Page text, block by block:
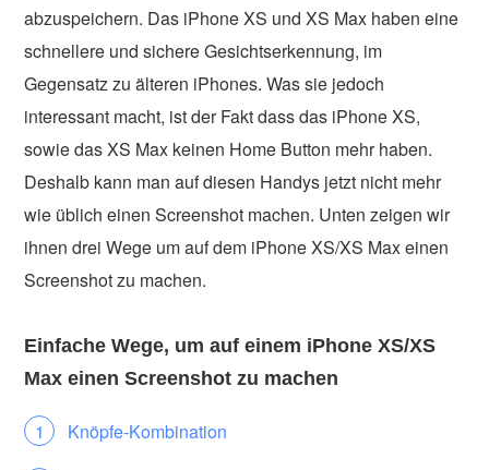
abzuspeichern. Das iPhone XS und XS Max haben eine
schnellere und sichere Gesichtserkennung, im
Gegensatz zu älteren iPhones. Was sie jedoch
interessant macht, ist der Fakt dass das iPhone XS,
sowie das XS Max keinen Home Button mehr haben.
Deshalb kann man auf diesen Handys jetzt nicht mehr
wie üblich einen Screenshot machen. Unten zeigen wir
ihnen drei Wege um auf dem iPhone XS/XS Max einen
Screenshot zu machen.
Einfache Wege, um auf einem iPhone XS/XS
Max einen Screenshot zu machen
Knöpfe-Kombination